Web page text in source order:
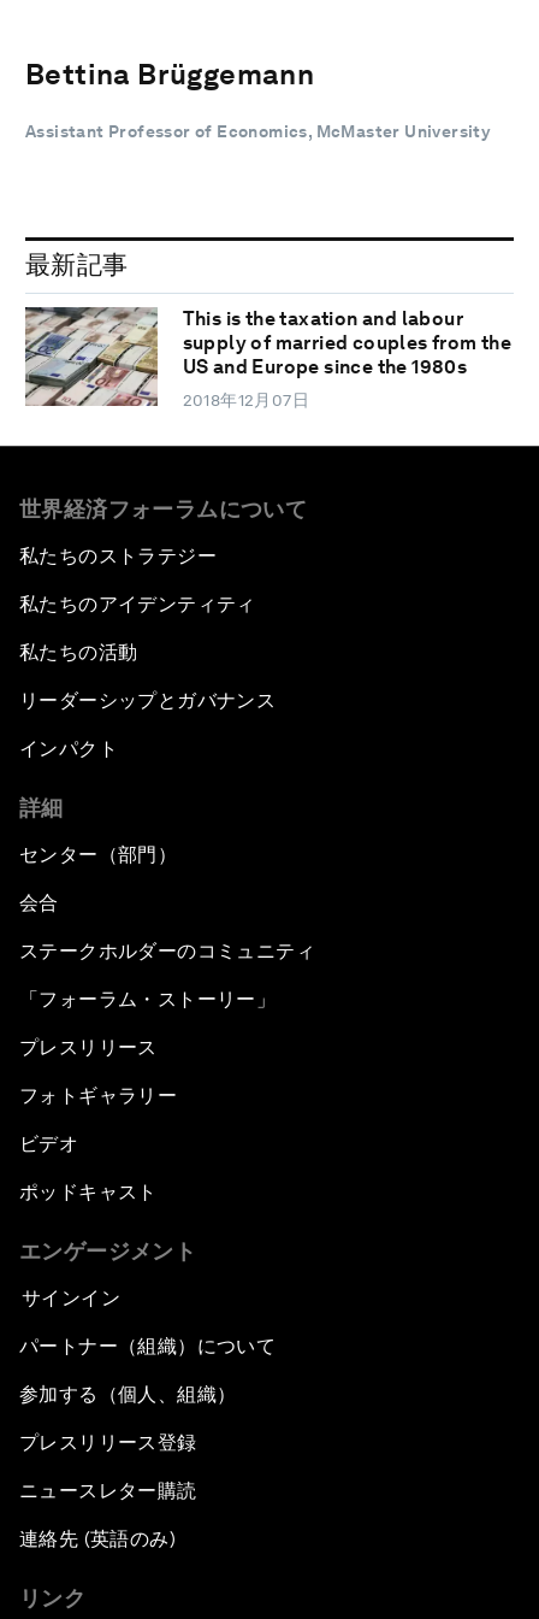
Bettina Brüggemann
Assistant Professor of Economics, McMaster University
最新記事
This is the taxation and labour
supply of married couples from the
US and Europe since the 1980s
2018年12月07日
世界経済フォーラムについて
私たちのストラテジー
私たちのアイデンティティ
私たちの活動
リーダーシップとガバナンス
インパクト
詳細
センター（部門）
会合
ステークホルダーのコミュニティ
「フォーラム・ストーリー」
プレスリリース
フォトギャラリー
ビデオ
ポッドキャスト
エンゲージメント
サインイン
パートナー（組織）について
参加する（個人、組織）
プレスリリース登録
ニュースレター購読
連絡先 (英語のみ)
リンク